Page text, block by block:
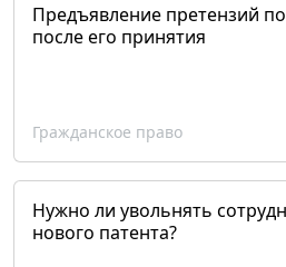
Предъявление претензий
после его принятия
Гражданское право
Нужно ли увольнять
нового патента?